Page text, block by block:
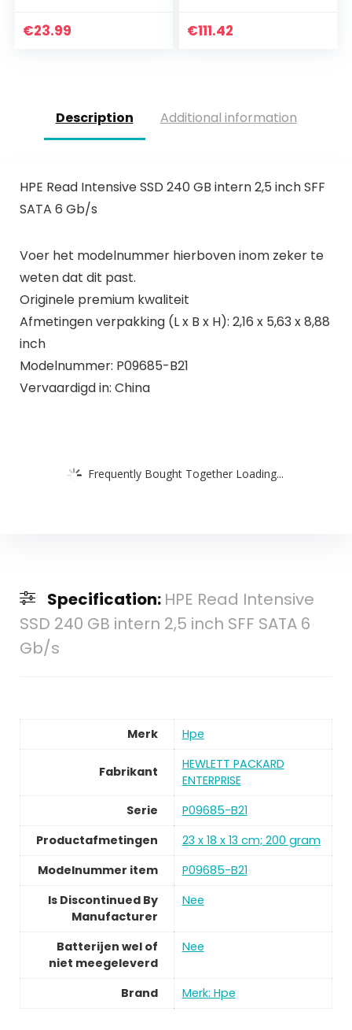
€23.99
(SB-ROCKET-1TB)
€111.42
Description Additional information
HPE Read Intensive SSD 240 GB intern 2,5 inch SFF
SATA 6 Gb/s
Voer het modelnummer hierboven inom zeker te
weten dat dit past.
Originele premium kwaliteit
Afmetingen verpakking (L x B x H): 2,16 x 5,63 x 8,88
inch
Modelnummer: P09685-B21
Vervaardigd in: China
Frequently Bought Together Loading...
Specification: HPE Read Intensive
SSD 240 GB intern 2,5 inch SFF SATA 6
Gb/s
Merk Hpe
Fabrikant
HEWLETT PACKARD
ENTERPRISE
Serie
P09685-B21
Productafmetingen
23 x 18 x 13 cm; 200 gram
Modelnummer item
P09685-B21
Is Discontinued By
Manufacturer
Nee
Batterijen wel of
niet meegeleverd
Nee
Brand Merk: Hpe